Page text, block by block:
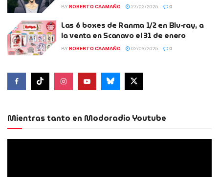
BY ROBERTO CAAMAÑO 27/02/2025 0
Las 6 boxes de Ranma 1/2 en Blu-ray, a
la venta en Scanavo el 31 de enero
BY ROBERTO CAAMAÑO 02/03/2025 0
Mientras tanto en Modoradio Youtube